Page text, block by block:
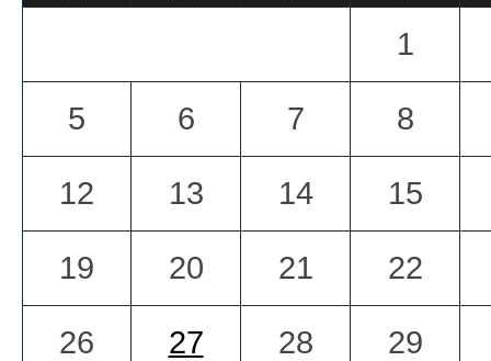
1
5 6 7 8
12 13 14 15
19 20 21 22
26 27 28 29